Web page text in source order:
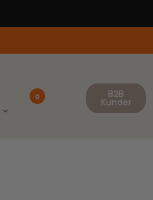
0 B2B
Kunder